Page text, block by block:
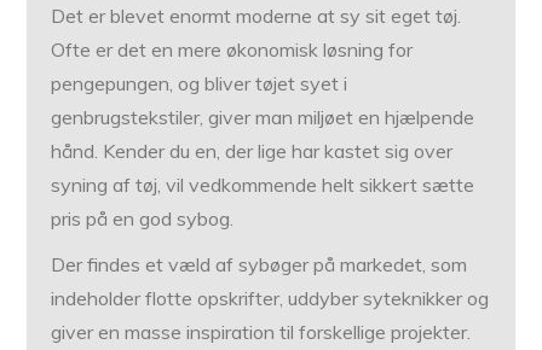
Det er blevet enormt moderne at sy sit eget tøj.
Ofte er det en mere økonomisk løsning for
pengepungen, og bliver tøjet syet i
genbrugstekstiler, giver man miljøet en hjælpende
hånd. Kender du en, der lige har kastet sig over
syning af tøj, vil vedkommende helt sikkert sætte
pris på en god sybog.
Der findes et væld af sybøger på markedet, som
indeholder flotte opskrifter, uddyber syteknikker og
giver en masse inspiration til forskellige projekter.